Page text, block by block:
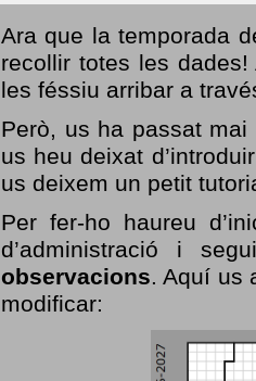
Ara que la temporada
recollir totes les
les féssiu arribar a
Però, us ha passat
us heu deixat
us deixem un petit
Per fer-ho haureu
d’administració i
observacions. Aquí us
modificar: